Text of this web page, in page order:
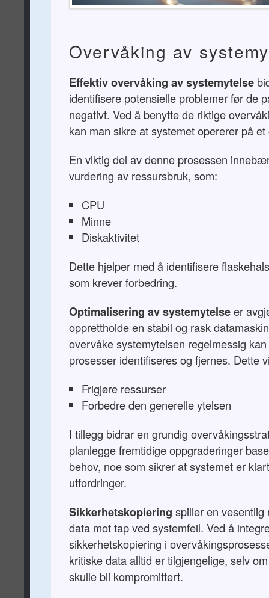
Overvåking av
Effektiv overvåking av systemytelse
identifisere potensielle problemer før de
negativt. Ved å benytte de riktige
kan man sikre at systemet opererer på
En viktig del av denne prosessen
vurdering av ressursbruk, som:
CPU
Minne
Diskaktivitet
Dette hjelper med å identifisere
som krever forbedring.
Optimalisering av systemytelseer
opprettholde en stabil og rask
overvåke systemytelsen regelmessig
prosesser identifiseres og fjernes. Dette
Frigjøre ressurser
Forbedre den generelle ytelsen
I tillegg bidrar en grundig
planlegge fremtidige oppgraderinger
behov, noe som sikrer at systemet er
utfordringer.
Sikkerhetskopiering spiller en vesentlig
data mot tap ved systemfeil. Ved å
sikkerhetskopiering i
kritiske data alltid er tilgjengelige, selv
skulle bli kompromittert.